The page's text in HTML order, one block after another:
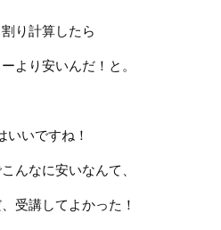
り計算したら
より安いんだ！と。
いいですね！
んなに安いなんて、
受講してよかった！